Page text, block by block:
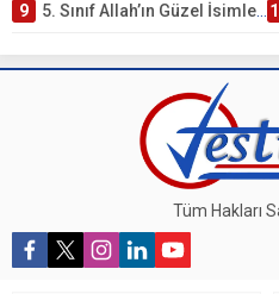
9 5. Sınıf Allah’ın Güzel İsimleri Testi – Online Çöz
Tüm Hakları